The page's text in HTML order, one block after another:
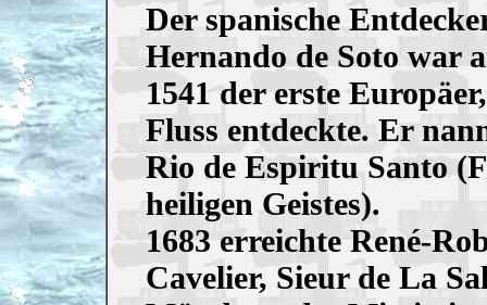
Der spanische
Hernando de Soto war
1541 der erste
Fluss entdeckte. Er
Rio de Espiritu Santo
heiligen Geistes).
1683 erreichte René-
Cavelier, Sieur de La